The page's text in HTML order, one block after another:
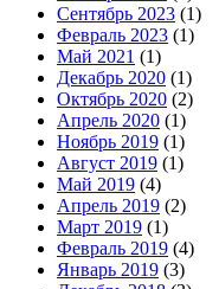
Сентябрь 2023 (1)
Февраль 2023 (1)
Май 2021 (1)
Декабрь 2020 (1)
Октябрь 2020 (2)
Апрель 2020 (1)
Ноябрь 2019 (1)
Август 2019 (1)
Май 2019 (4)
Апрель 2019 (2)
Март 2019 (1)
Февраль 2019 (4)
Январь 2019 (3)